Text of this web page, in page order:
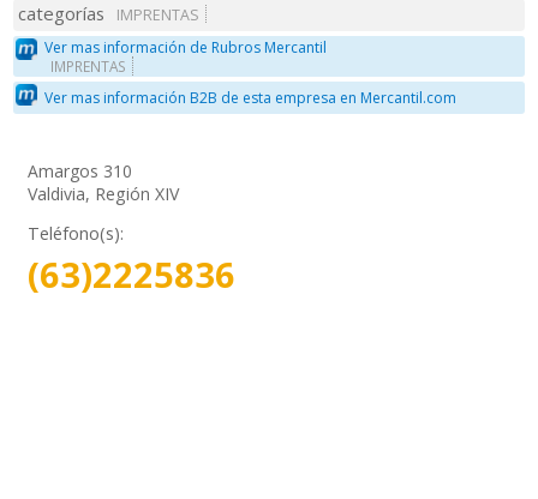
categorías
IMPRENTAS
Ver mas información de Rubros Mercantil
IMPRENTAS
Ver mas información B2B de esta empresa en Mercantil.com
Amargos 310
Valdivia, Región XIV
Teléfono(s):
(63)2225836